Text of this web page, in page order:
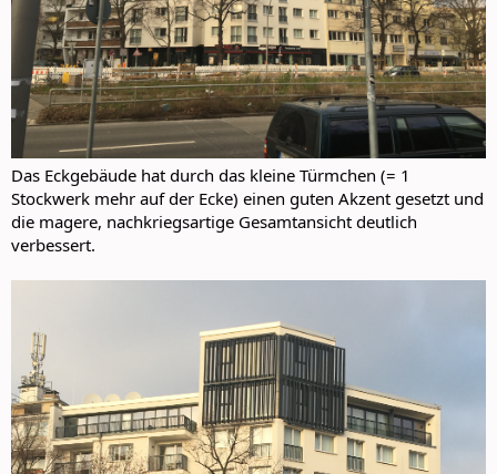
Das Eckgebäude hat durch das kleine Türmchen (= 1
Stockwerk mehr auf der Ecke) einen guten Akzent gesetzt und
die magere, nachkriegsartige Gesamtansicht deutlich
verbessert.